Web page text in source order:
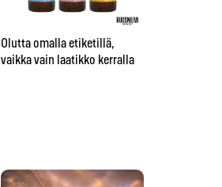
Olutta omalla etiketillä,
vaikka vain laatikko kerralla